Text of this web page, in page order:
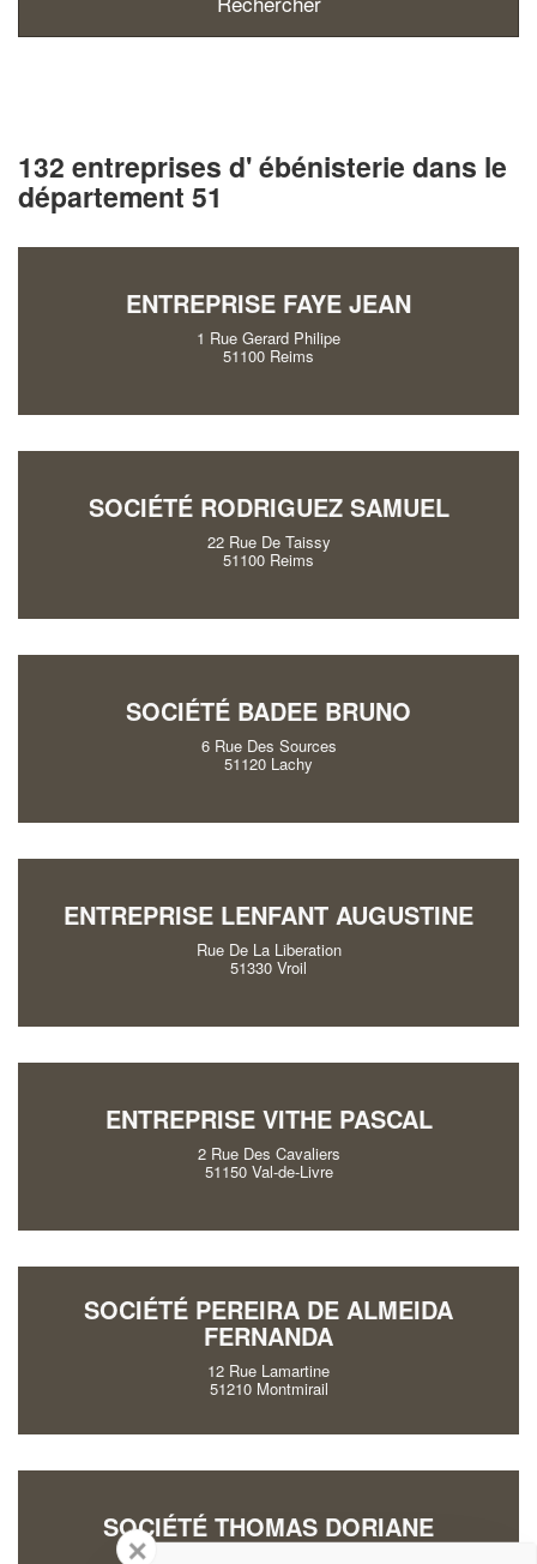
132 entreprises d' ébénisterie dans le
département 51
ENTREPRISE FAYE JEAN
1 Rue Gerard Philipe
51100 Reims
SOCIÉTÉ RODRIGUEZ SAMUEL
22 Rue De Taissy
51100 Reims
SOCIÉTÉ BADEE BRUNO
6 Rue Des Sources
51120 Lachy
ENTREPRISE LENFANT AUGUSTINE
Rue De La Liberation
51330 Vroil
ENTREPRISE VITHE PASCAL
2 Rue Des Cavaliers
51150 Val-de-Livre
SOCIÉTÉ PEREIRA DE ALMEIDA
FERNANDA
12 Rue Lamartine
51210 Montmirail
SOCIÉTÉ THOMAS DORIANE
✕